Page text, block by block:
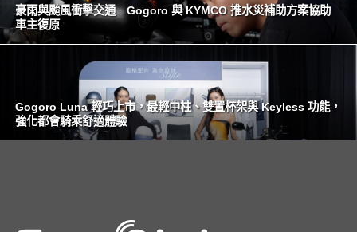
豪雨與颱風衝擊交通 Gogoro 與 KYMCO 推水災補助方案協助
車主復原
Gogoro Luna 輕巧上市，最輕中柱、雙置杯架與 Keyless 功能，
強化都會騎乘舒適體驗